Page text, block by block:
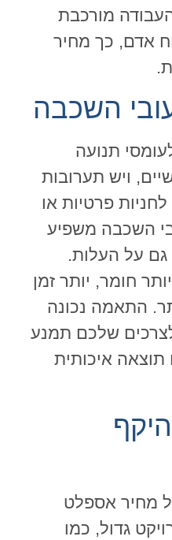
מורכבת
אדם, כך מחיר
השכבה
תנועה
ויש תערובות
פרטיות או
השכבה משפיע
על העלות.
חומר, יותר זמן
התאמה נכונה
שלכם תמנע
תוצאה איכותית
מחיר אספלט
גדול, כמו